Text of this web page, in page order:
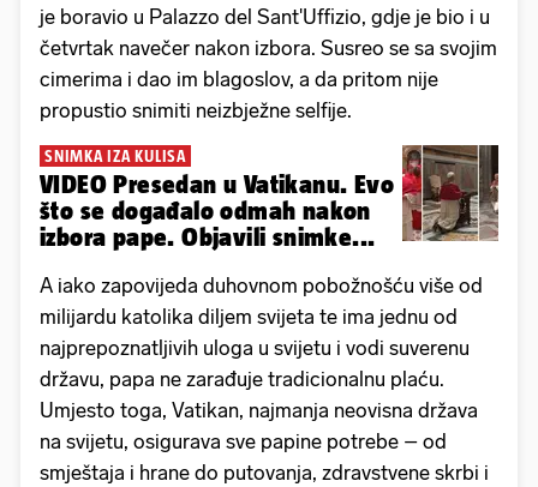
je boravio u Palazzo del Sant'Uffizio, gdje je bio i u
četvrtak navečer nakon izbora. Susreo se sa svojim
cimerima i dao im blagoslov, a da pritom nije
propustio snimiti neizbježne selfije.
SNIMKA IZA KULISA
VIDEO Presedan u Vatikanu. Evo
što se događalo odmah nakon
izbora pape. Objavili snimke...
A iako zapovijeda duhovnom pobožnošću više od
milijardu katolika diljem svijeta te ima jednu od
najprepoznatljivih uloga u svijetu i vodi suverenu
državu, papa ne zarađuje tradicionalnu plaću.
Umjesto toga, Vatikan, najmanja neovisna država
na svijetu, osigurava sve papine potrebe – od
smještaja i hrane do putovanja, zdravstvene skrbi i